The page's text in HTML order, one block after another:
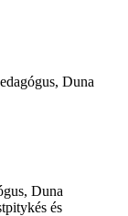
Duna
Duna
és